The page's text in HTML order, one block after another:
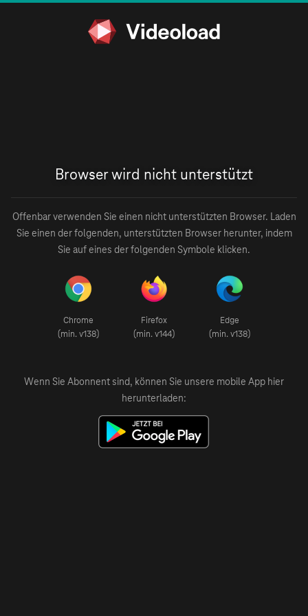
Browser wird nicht unterstützt
Offenbar verwenden Sie einen nicht unterstützten Browser. Laden
Sie einen der folgenden, unterstützten Browser herunter, indem
Sie auf eines der folgenden Symbole klicken.
Chrome
(min. v138)
Firefox
(min. v144)
Edge
(min. v138)
Wenn Sie Abonnent sind, können Sie unsere mobile App hier
herunterladen: